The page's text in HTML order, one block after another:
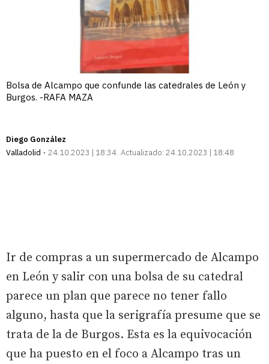
Bolsa de Alcampo que confunde las catedrales de León y
Burgos. -RAFA MAZA
Diego González
Valladolid
24.10.2023 | 18:34 Actualizado: 24.10.2023 | 18:48
Ir de compras a un supermercado de Alcampo
en León y salir con una bolsa de su catedral
parece un plan que parece no tener fallo
alguno, hasta que la serigrafía presume que se
trata de la de Burgos. Esta es la equivocación
que ha puesto en el foco a Alcampo tras un